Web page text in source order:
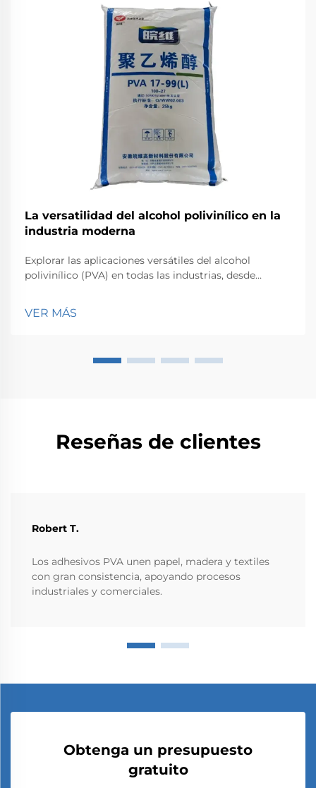
La versatilidad del alcohol polivinílico en la
industria moderna
Explorar las aplicaciones versátiles del alcohol
polivinílico (PVA) en todas las industrias, desde
beneficios ecológicos.
VER MÁS
Reseñas de clientes
Robert T.
Los adhesivos PVA unen papel, madera y textiles
con gran consistencia, apoyando procesos
industriales y comerciales.
Obtenga un presupuesto
gratuito